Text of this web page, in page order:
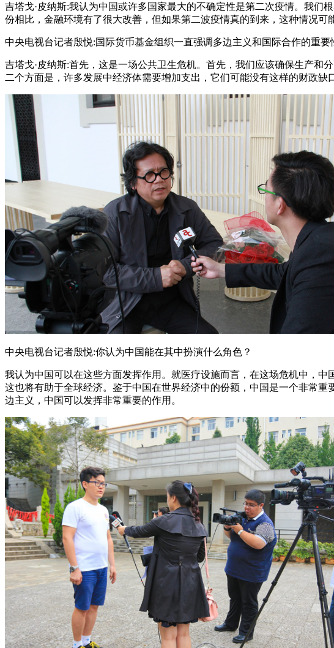
吉塔戈·皮纳斯:我认为中国或许多国家最大的不确定性是第二次疫情。我们
份相比，金融环境有了很大改善，但如果第二波疫情真的到来，这种情况可
中央电视台记者殷悦:国际货币基金组织一直强调多边主义和国际合作的重
吉塔戈·皮纳斯:首先，这是一场公共卫生危机。首先，我们应该确保生产
二个方面是，许多发展中经济体需要增加支出，它们可能没有这样的财政
中央电视台记者殷悦:你认为中国能在其中扮演什么角色？
我认为中国可以在这些方面发挥作用。就医疗设施而言，在这场危机中，
这也将有助于全球经济。鉴于中国在世界经济中的份额，中国是一个非常
边主义，中国可以发挥非常重要的作用。